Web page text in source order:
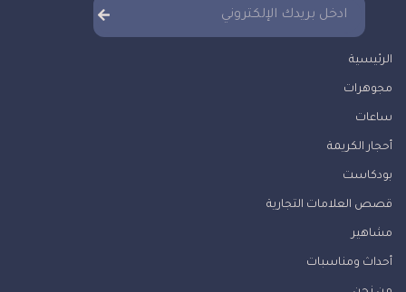
الرئيسية
مجوهرات
ساعات
أحجار الكريمة
بودكاست
قصص العلامات التجارية
مشاهير
أحداث ومناسبات